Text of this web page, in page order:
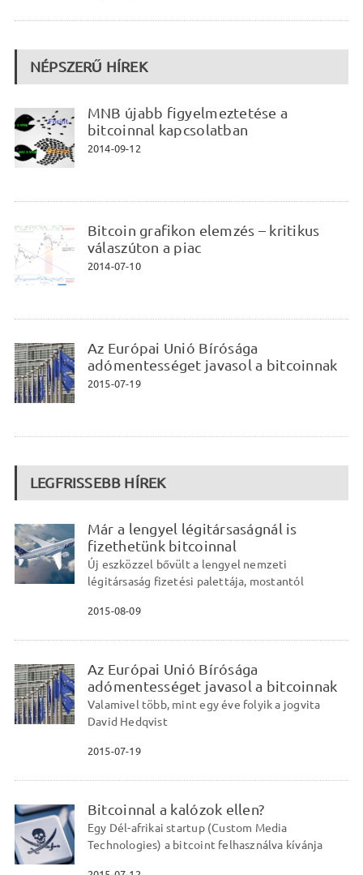
NÉPSZERŰ HÍREK
MNB újabb figyelmeztetése a
bitcoinnal kapcsolatban
2014-09-12
Bitcoin grafikon elemzés – kritikus
válaszúton a piac
2014-07-10
Az Európai Unió Bírósága
adómentességet javasol a bitcoinnak
2015-07-19
LEGFRISSEBB HÍREK
Már a lengyel légitársaságnál is
fizethetünk bitcoinnal
Új eszközzel bővült a lengyel nemzeti
légitársaság fizetési palettája, mostantól
2015-08-09
Az Európai Unió Bírósága
adómentességet javasol a bitcoinnak
Valamivel több, mint egy éve folyik a jogvita
David Hedqvist
2015-07-19
Bitcoinnal a kalózok ellen?
Egy Dél-afrikai startup (Custom Media
Technologies) a bitcoint felhasználva kívánja